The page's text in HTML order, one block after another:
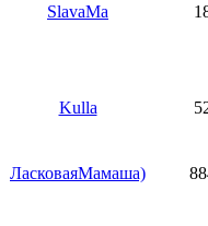
SlavaMa
Kulla
ЛасковаяМамаша)